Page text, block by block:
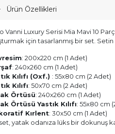
Ürün Özellikleri
Vanni Luxury Serisi Mia Mavi 10
için tasarlanmış bir set.
: 200x220 cm (1 Adet)
: 240x260 cm (1 Adet)
Kılıfı (Oxf.) : 55x80 cm (2 Adet)
Kılıfı: 50x70 cm (2 Adet)
Örtüsü: 240x260 cm (1 Adet)
Örtüsü Yastık Kılıfı: 55x80 cm
Kırlent: 30x50 cm (1 Adet)
yatak odanıza lüks bir dokunuş